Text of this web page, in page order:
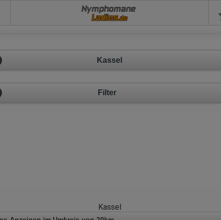
Nymphomane
Kassel
Filter
Kassel